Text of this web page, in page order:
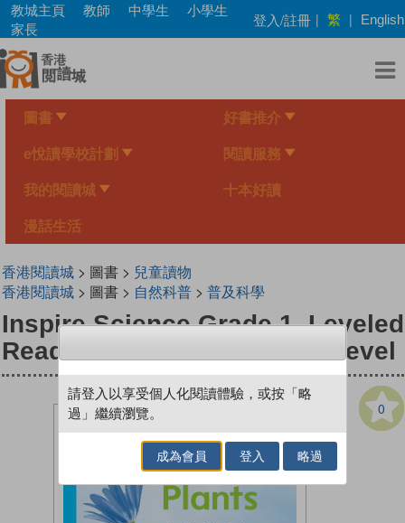
Skip
main
content
教城主頁 教師 中學生
小學生
家長
登入/註冊 | 繁 | English
圖書 好書推介
e悅讀學校計劃 閱讀服務
我的閱讀城 十本好讀
漫話生活
香港閱讀城> 圖書 > 兒童讀物
香港閱讀城> 圖書 > 自然科普> 普及科學
Inspire Science Grade 1, Leveled
Reader, Parts of Plants On Level
0
請登入以享受個人化閱讀體驗，或按「略
過」繼續瀏覽。
成為會員 登入 略過